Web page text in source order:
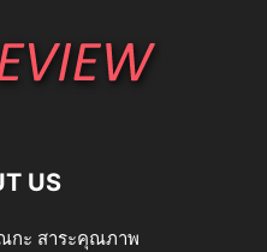
US
กะ สาระคุณภาพ